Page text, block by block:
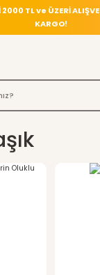
TL ve ÜZERİ
KARGO!